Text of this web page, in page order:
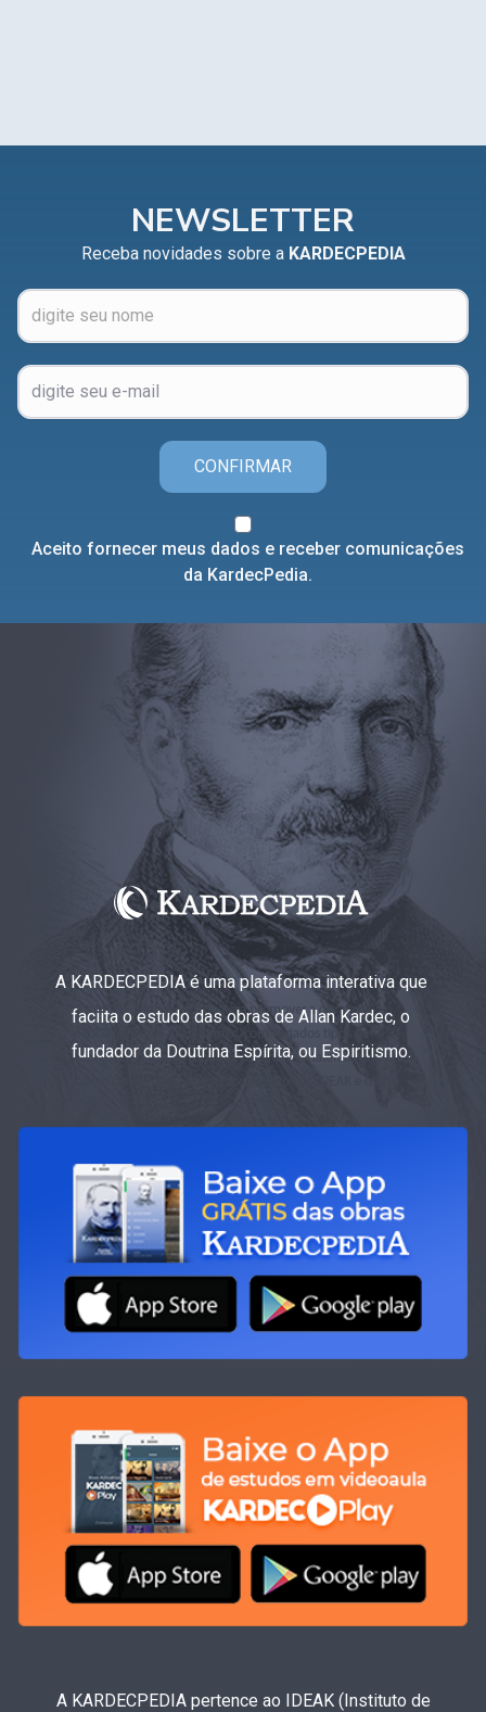
NEWSLETTER
Receba novidades sobre a KARDECPEDIA
CONFIRMAR
Aceito fornecer meus dados e receber comunicações
da KardecPedia.
A KARDECPEDIA é uma plataforma interativa que
faciita o estudo das obras de Allan Kardec, o
fundador da Doutrina Espírita, ou Espiritismo.
A KARDECPEDIA pertence ao IDEAK (Instituto de